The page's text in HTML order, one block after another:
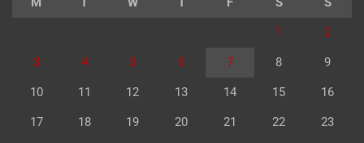
1 2
3 4 5 6 7 8 9
10 11 12 13 14 15 16
17 18 19 20 21 22 23